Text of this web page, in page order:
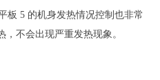
板 5 的机身发热情况控制也非常
不会出现严重发热现象。